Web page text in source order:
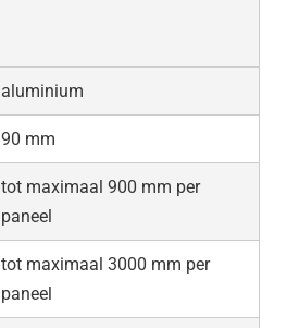
aluminium
90 mm
tot maximaal 900 mm per
paneel
tot maximaal 3000 mm per
paneel